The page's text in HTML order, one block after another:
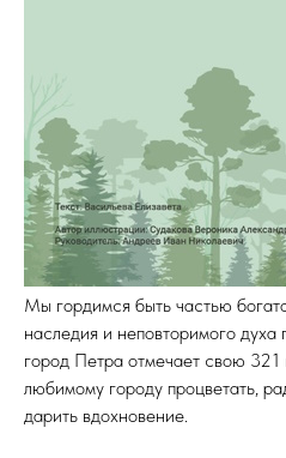
Мы гордимся быть частью
наследия и неповторимого
город Петра отмечает свою
любимому городу процветать,
дарить вдохновение.